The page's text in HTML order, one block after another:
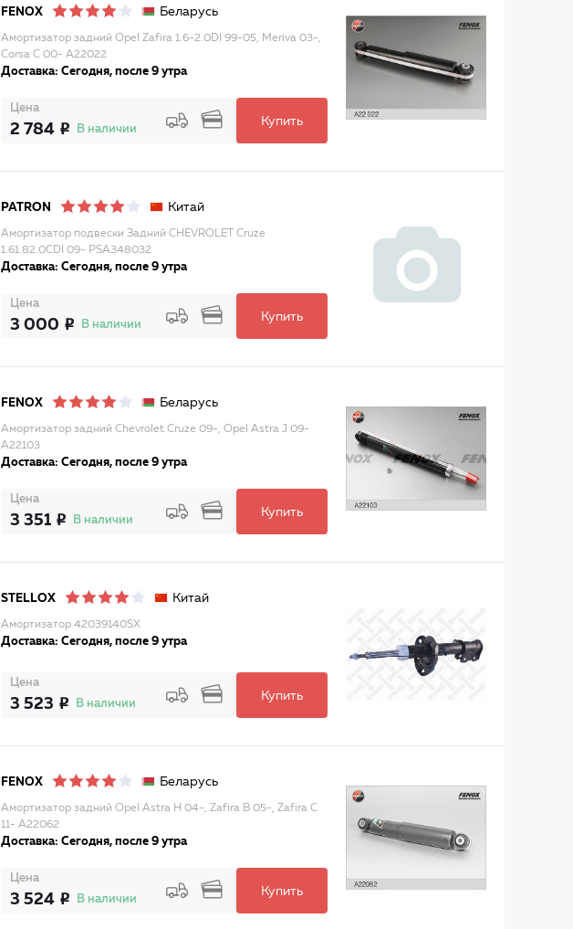
FENOX Беларусь
Амортизатор задний Opel Zafira 1.6-2.0DI 99-05, Meriva 03-,
Corsa C 00- A22022
Доставка: Сегодня, после 9 утра
Цена
2 784 В наличии
Купить
PATRON Китай
Амортизатор подвески Задний CHEVROLET Cruze
1.61.82.0CDI 09- PSA348032
Доставка: Сегодня, после 9 утра
Цена
3 000 В наличии
Купить
FENOX Беларусь
Амортизатор задний Chevrolet Cruze 09-, Opel Astra J 09-
A22103
Доставка: Сегодня, после 9 утра
Цена
3 351 В наличии
Купить
STELLOX Китай
Амортизатор 42039140SX
Доставка: Сегодня, после 9 утра
Цена
3 523 В наличии
Купить
FENOX Беларусь
Амортизатор задний Opel Astra H 04-, Zafira B 05-, Zafira C
11- A22062
Доставка: Сегодня, после 9 утра
Цена
3 524 В наличии
Купить